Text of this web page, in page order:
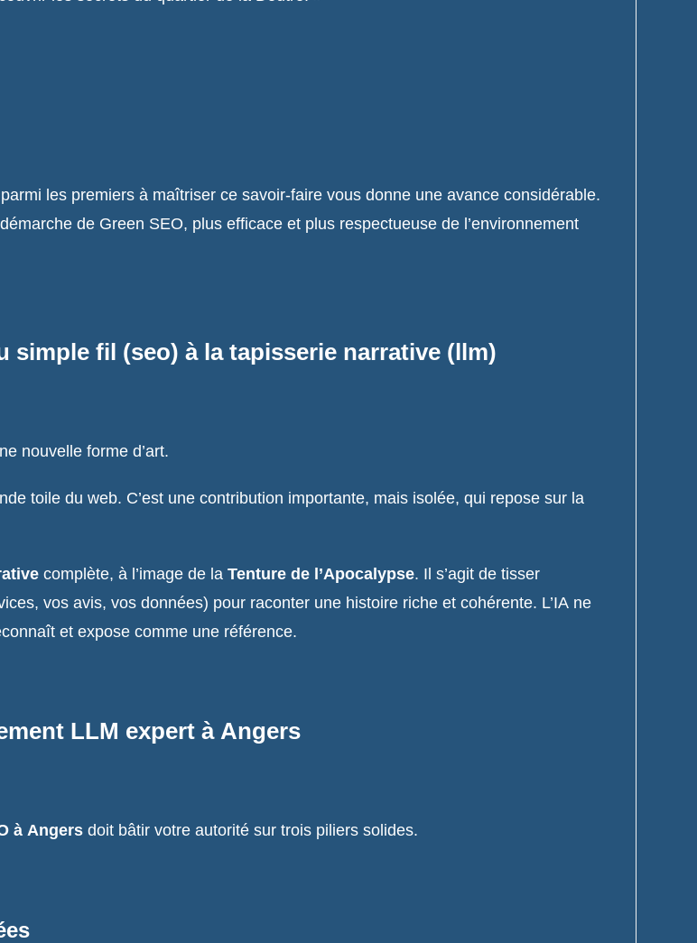
les premiers à maîtriser ce savoir-faire vous donne une avance considérable.
de Green SEO, plus efficace et plus respectueuse de l’environnement
simple fil (seo) à la tapisserie narrative (llm)
nouvelle forme d’art.
toile du web. C’est une contribution importante, mais isolée, qui repose sur la
complète, à l’image de laTenture de l’Apocalypse. Il s’agit de tisser
vos avis, vos données) pour raconter une histoire riche et cohérente. L’IA ne
et expose comme une référence.
LLM expert à Angers
à Angers doit bâtir votre autorité sur trois piliers solides.